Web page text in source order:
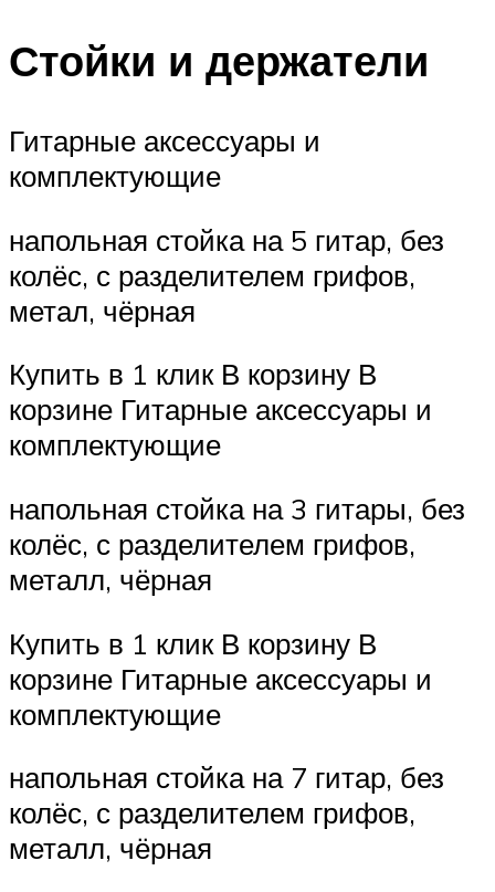
Стойки и держатели
Гитарные аксессуары и
комплектующие
напольная стойка на 5 гитар, без
колёс, с разделителем грифов,
метал, чёрная
Купить в 1 клик В корзину В
корзине Гитарные аксессуары и
комплектующие
напольная стойка на 3 гитары, без
колёс, с разделителем грифов,
металл, чёрная
Купить в 1 клик В корзину В
корзине Гитарные аксессуары и
комплектующие
напольная стойка на 7 гитар, без
колёс, с разделителем грифов,
металл, чёрная